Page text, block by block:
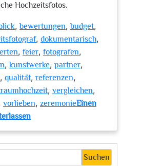
Hochzeitsfotos.
,bewertungen,budget,
, dokumentarisch,
, feier, fotografen,
,kunstwerke, partner,
, qualität, referenzen,
, vergleichen,
vorlieben, zeremonieEinen
zu
den
Suchen